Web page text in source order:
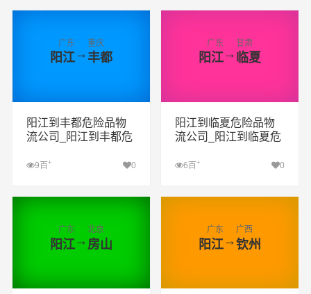
查看详细 查看详细
广东
阳江→
重庆
丰都
阳江到丰都危险品物
流公司_阳江到丰都危
丰都危险品专线
9百+ 0
查看详细
广东
阳江→
甘肃
临夏
阳江到临夏危险品物
流公司_阳江到临夏危
临夏危险品专线
6百+ 0
查看详细
广东
阳江→
北京
房山
广东
阳江→
广西
钦州